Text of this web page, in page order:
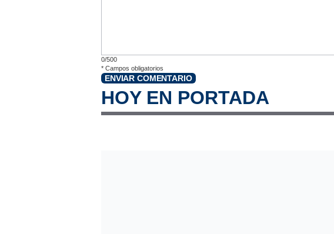
0/500
* Campos obligatorios
ENVIAR COMENTARIO
HOY EN PORTADA